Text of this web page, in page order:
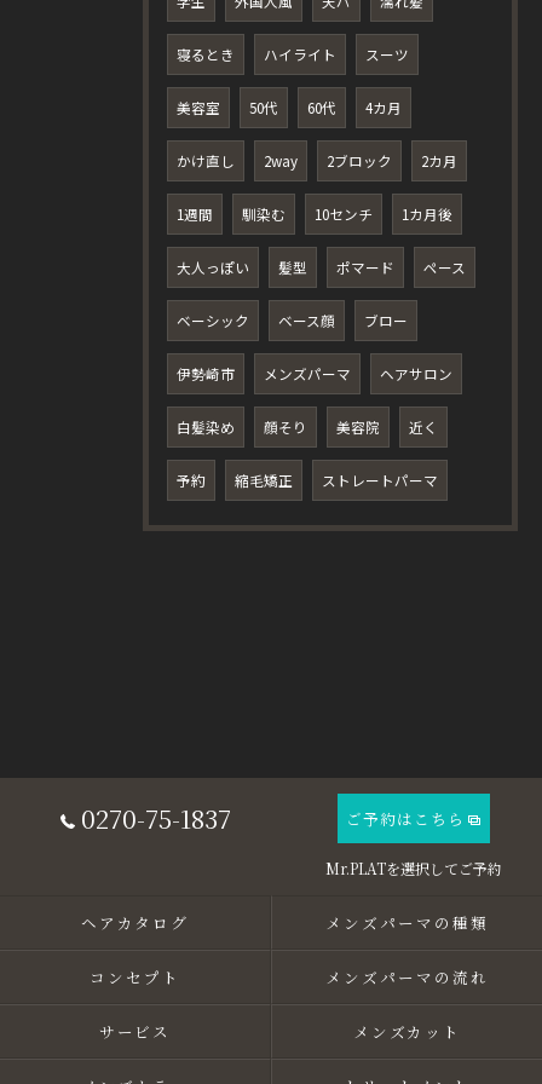
寝るとき ハイライト スーツ
美容室 50代 60代 4カ月
かけ直し 2way 2ブロック 2カ月
1週間 馴染む 10センチ 1カ月後
大人っぽい 髪型 ポマード ペース
ベーシック ベース顔 ブロー
伊勢崎市 メンズパーマ ヘアサロン
白髪染め 顔そり 美容院 近く
予約 縮毛矯正 ストレートパーマ
0270-75-1837 ご予約はこちら
ヘアカタログ メンズパーマの種類
コンセプト メンズパーマの流れ
サービス メンズカット